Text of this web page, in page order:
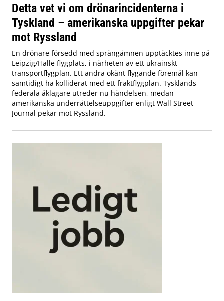
Detta vet vi om drönarincidenterna i
Tyskland – amerikanska uppgifter pekar
mot Ryssland
En drönare försedd med sprängämnen upptäcktes inne på
Leipzig/Halle flygplats, i närheten av ett ukrainskt
transportflygplan. Ett andra okänt flygande föremål kan
samtidigt ha kolliderat med ett fraktflygplan. Tysklands
federala åklagare utreder nu händelsen, medan
amerikanska underrättelseuppgifter enligt Wall Street
Journal pekar mot Ryssland.